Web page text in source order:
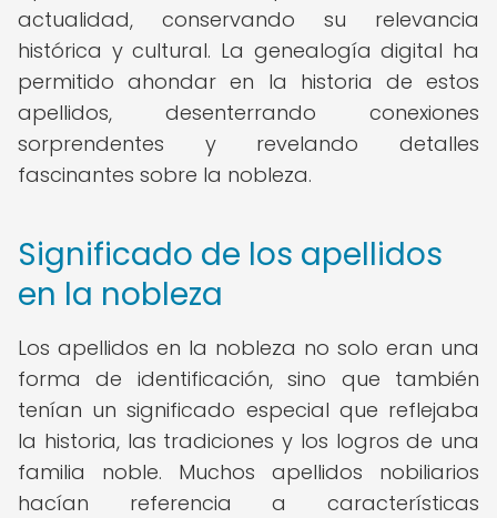
actualidad, conservando su relevancia
histórica y cultural. La genealogía digital ha
permitido ahondar en la historia de estos
apellidos, desenterrando conexiones
sorprendentes y revelando detalles
fascinantes sobre la nobleza.
Significado de los apellidos
en la nobleza
Los apellidos en la nobleza no solo eran una
forma de identificación, sino que también
tenían un significado especial que reflejaba
la historia, las tradiciones y los logros de una
familia noble. Muchos apellidos nobiliarios
hacían referencia a características